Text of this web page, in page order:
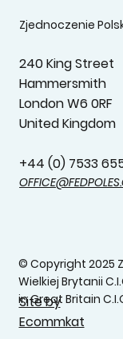
Zjednoczenie
240 King Street
Hammersmith
London W6 0RF
United Kingdom
+44 (0) 7533
© Copyright 2025
Wielkiej Brytanii
in Great Britain
Site by
Ecommkat